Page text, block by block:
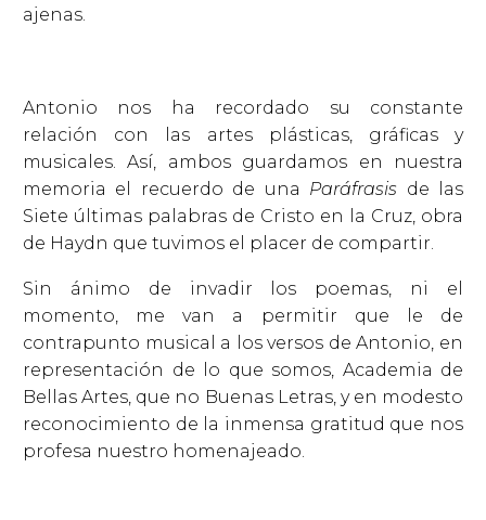
ajenas.
Antonio nos ha recordado su constante
relación con las artes plásticas, gráficas y
musicales. Así, ambos guardamos en nuestra
memoria el recuerdo de una Paráfrasis de las
Siete últimas palabras de Cristo en la Cruz, obra
de Haydn que tuvimos el placer de compartir.
Sin ánimo de invadir los poemas, ni el
momento, me van a permitir que le de
contrapunto musical a los versos de Antonio, en
representación de lo que somos, Academia de
Bellas Artes, que no Buenas Letras, y en modesto
reconocimiento de la inmensa gratitud que nos
profesa nuestro homenajeado.